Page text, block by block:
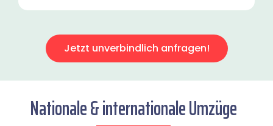
Jetzt unverbindlich anfragen!
Nationale & internationale Umzüge